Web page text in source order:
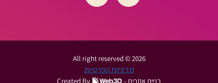
בניית אתרים - Created By
2026 © All right reserved
מדיניות הפרטיות